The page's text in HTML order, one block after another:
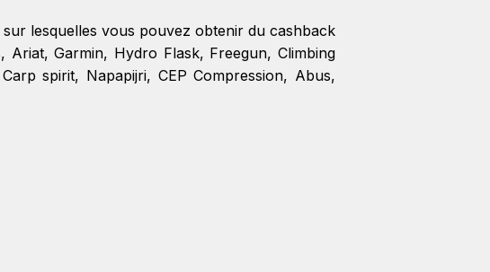
lesquelles vous pouvez obtenir du cashback
, Ariat,Garmin, Hydro Flask, Freegun, Climbing
Carp spirit, Napapijri, CEP Compression, Abus,